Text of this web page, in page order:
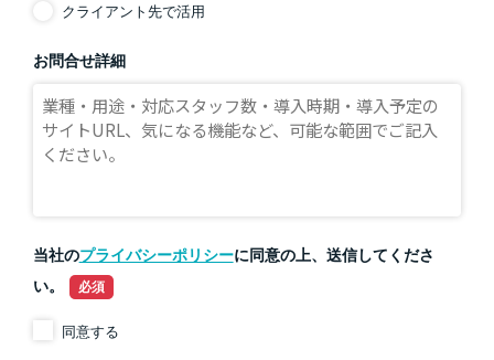
クライアント先で活用
お問合せ詳細
当社のプライバシーポリシーに同意の上、送信してくださ
い。
同意する